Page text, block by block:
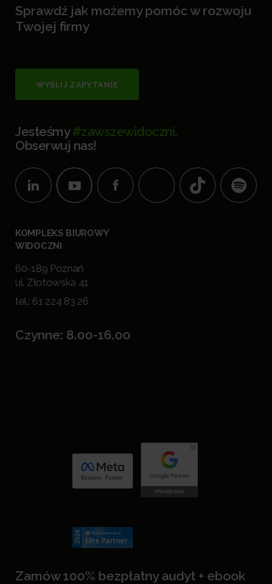
Sprawdź jak możemy pomóc w rozwoju
Twojej firmy
WYŚLIJ ZAPYTANIE
Jesteśmy#zawszewidoczni.
Obserwuj nas!
KOMPLEKS BIUROWY
WIDOCZNI
60-189 Poznań
ul. Złotowska 41
tel.: 61 224 83 26
Czynne: 8.00-16.00
Zamów 100% bezpłatny audyt + ebook